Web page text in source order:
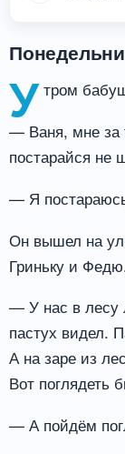
У тром
— Ваня, мне за
постарайся не
— Я
Он вышел на
Гриньку и
— У нас в лесу
пастух видел.
А на заре из
Вот поглядеть
— А пойдём